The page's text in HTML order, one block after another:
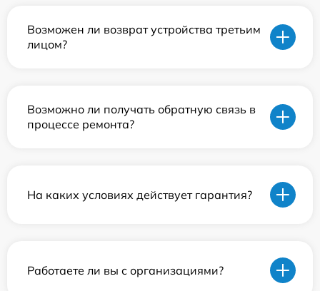
Возможен ли возврат устройства третьим
лицом?
Возможно ли получать обратную связь в
процессе ремонта?
На каких условиях действует гарантия?
Работаете ли вы с организациями?